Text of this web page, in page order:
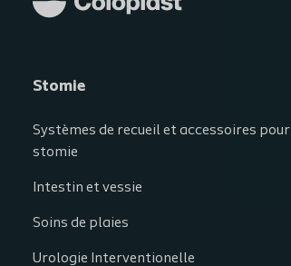
Stomie
Systèmes de recueil et accessoires pour
stomie
Intestin et vessie
Soins de plaies
Urologie Interventionelle